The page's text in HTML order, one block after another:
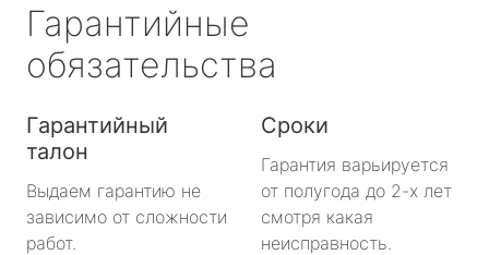
Гарантийные
обязательства
Гарантийный
талон
Выдаем гарантию не
зависимо от сложности
работ.
Сроки
Гарантия варьируется
от полугода до 2-х лет
смотря какая
неисправность.